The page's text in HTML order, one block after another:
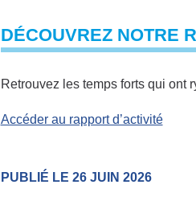
DÉCOUVREZ NOTRE
Retrouvez les temps forts qui ont
Accéder au rapport d’activité
PUBLIÉ LE 26 JUIN 2026